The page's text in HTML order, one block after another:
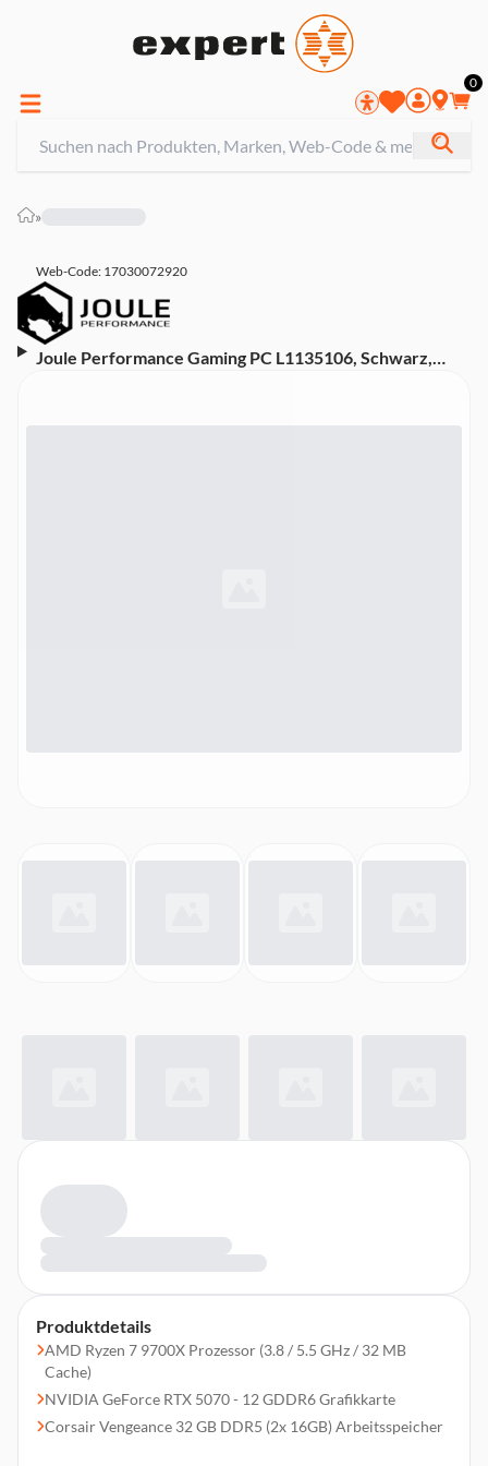
0
»
Web-Code: 17030072920
Joule Performance Gaming PC L1135106, Schwarz,
Produktdetails
AMD Ryzen 7 9700X Prozessor (3.8 / 5.5 GHz / 32 MB
Cache)
NVIDIA GeForce RTX 5070 - 12 GDDR6 Grafikkarte
Corsair Vengeance 32 GB DDR5 (2x 16GB) Arbeitsspeicher